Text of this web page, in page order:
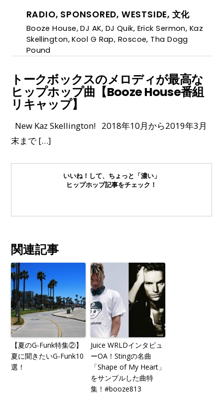
RADIO, SPONSORED, WESTSIDE, 文化
Booze House,DJ AK, DJ Quik, Erick Sermon, Kaz
Skellington,Kool G Rap, Roscoe, Tha Dogg
Pound
トークボックスのメロディが最高な
ヒップホップ曲【Booze House番組
リキャップ】
New Kaz Skellington! 2018年10月から2019年3月
末まで […]
いいね！して、ちょっと「濃い」
ヒップホップ記事をチェック！
関連記事
【夏のG-Funk特集②】
夏に聞きたいG-Funk10
選！
Juice WRLDインタビュ
ーOA！Stingの名曲
「Shape of My Heart」
をサンプルした曲特
集！#booze813